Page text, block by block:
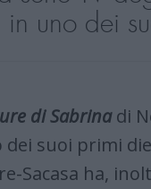
in uno dei
di Sabrinadi
dei suoi primi
Sacasa ha,